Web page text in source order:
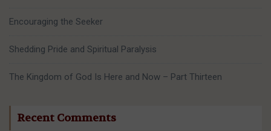
Encouraging the Seeker
Shedding Pride and Spiritual Paralysis
The Kingdom of God Is Here and Now – Part Thirteen
Recent Comments